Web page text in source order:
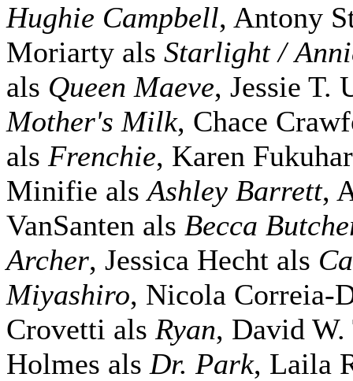
Hughie Campbell, Antony
Moriarty als Starlight /
als Queen Maeve, Jessie T.
Mother's Milk, Chace
als Frenchie, Karen
Minifie alsAshley Barrett,
VanSanten als Becca
Archer, Jessica Hecht als
Miyashiro, Nicola Correia-
Crovetti als Ryan, David
Holmes als Dr. Park, Laila